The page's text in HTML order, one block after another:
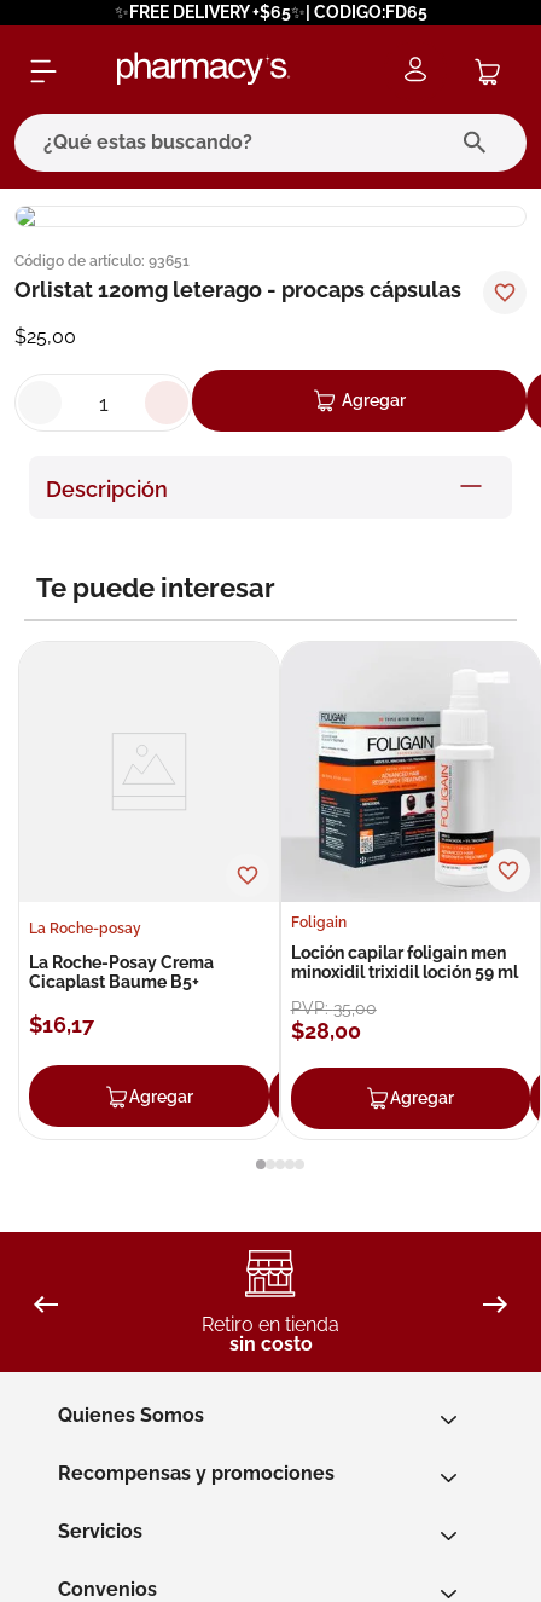
✨FREE DELIVERY +$65✨| CODIGO:FD65
¿Qué estas buscando?
Código de artículo: 93651
Orlistat 120mg leterago - procaps cápsulas
$25,00
Agregar
Descripción
Te puede interesar
La Roche-posay
La Roche-Posay Crema
Cicaplast Baume B5+
$16,17
Agregar Agregar
Foligain
Loción capilar foligain men
minoxidil trixidil loción 59 ml
PVP:35,00
$28,00
Agregar
Retiro en tienda
sin costo
Quienes Somos
Recompensas y promociones
Servicios
Convenios
términos más buscados
1. eucerin
bioderma
5. cerave
6 degraler